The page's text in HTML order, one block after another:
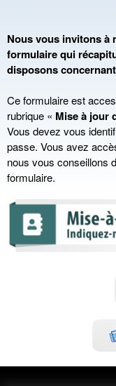
Nous vous invitons à
formulaire qui
disposons
Ce formulaire est
rubrique « Mise à jour
Vous devez vous
passe. Vous avez
nous vous conseillons
formulaire.